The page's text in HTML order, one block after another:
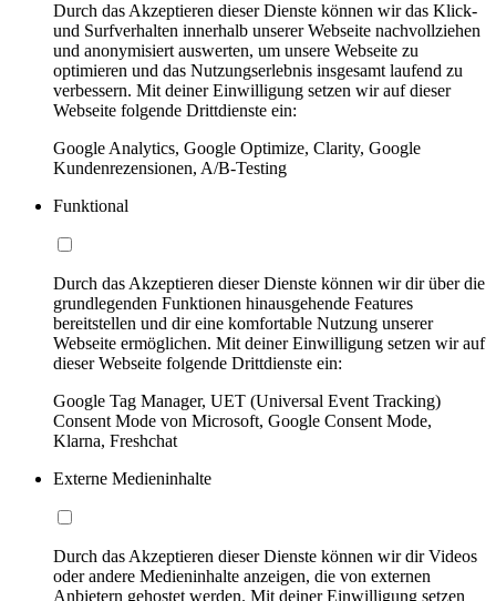
Durch das Akzeptieren dieser Dienste können wir das Klick-
und Surfverhalten innerhalb unserer Webseite nachvollziehen
und anonymisiert auswerten, um unsere Webseite zu
optimieren und das Nutzungserlebnis insgesamt laufend zu
verbessern. Mit deiner Einwilligung setzen wir auf dieser
Webseite folgende Drittdienste ein:
Google Analytics, Google Optimize, Clarity, Google
Kundenrezensionen, A/B-Testing
Funktional
Durch das Akzeptieren dieser Dienste können wir dir über die
grundlegenden Funktionen hinausgehende Features
bereitstellen und dir eine komfortable Nutzung unserer
Webseite ermöglichen. Mit deiner Einwilligung setzen wir auf
dieser Webseite folgende Drittdienste ein:
Google Tag Manager, UET (Universal Event Tracking)
Consent Mode von Microsoft, Google Consent Mode,
Klarna, Freshchat
Externe Medieninhalte
Durch das Akzeptieren dieser Dienste können wir dir Videos
oder andere Medieninhalte anzeigen, die von externen
Anbietern gehostet werden. Mit deiner Einwilligung setzen